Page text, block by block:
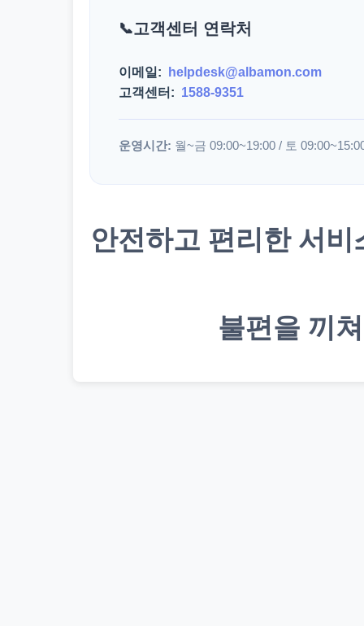
고객센터 연락처
이메일:
helpdesk@albamon.com
고객센터: 1588-9351
운영시간: 월~금 09:00~19:00 / 토
안전하고 편리한 서
불편을 끼